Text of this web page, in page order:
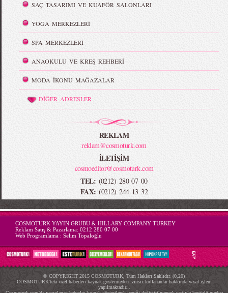
SAÇ TASARIMI VE KUAFÖR SALONLARI
YOGA MERKEZLERİ
SPA MERKEZLERİ
ANAOKULU VE KREŞ REHBERİ
MODA İKONU MAĞAZALAR
DİĞER ADRESLER
REKLAM
reklam@cosmoturk.com
İLETİŞİM
cosmoeditor@cosmoturk.com
TEL: (0212) 280 07 00
FAX: (0212) 244 13 32
-->
COSMOTURK YAYIN GRUBU & HILLARY COMPANY TURKEY
Reklam Satış & Pazarlama: 0212 280 07 00
Web Programlama : Selim Topaloğlu
© COPYRIGHT 2015 COSMOTURK, Tüm Hakları Saklıdır. (0,20)
COSMOTURK'teki özel haberleri kaynak göstermeden izinsiz kullananlar hakkında yasal işlem
yapılmaktadır...